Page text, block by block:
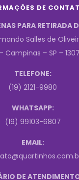
DE
PARA RETIRADA
Salles de
Campinas – SP –
TELEFONE:
(19) 2121-9980
WHATSAPP:
(19) 99103-6807
EMAIL:
DE